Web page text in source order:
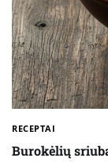
RECEPTAI
Burokėlių